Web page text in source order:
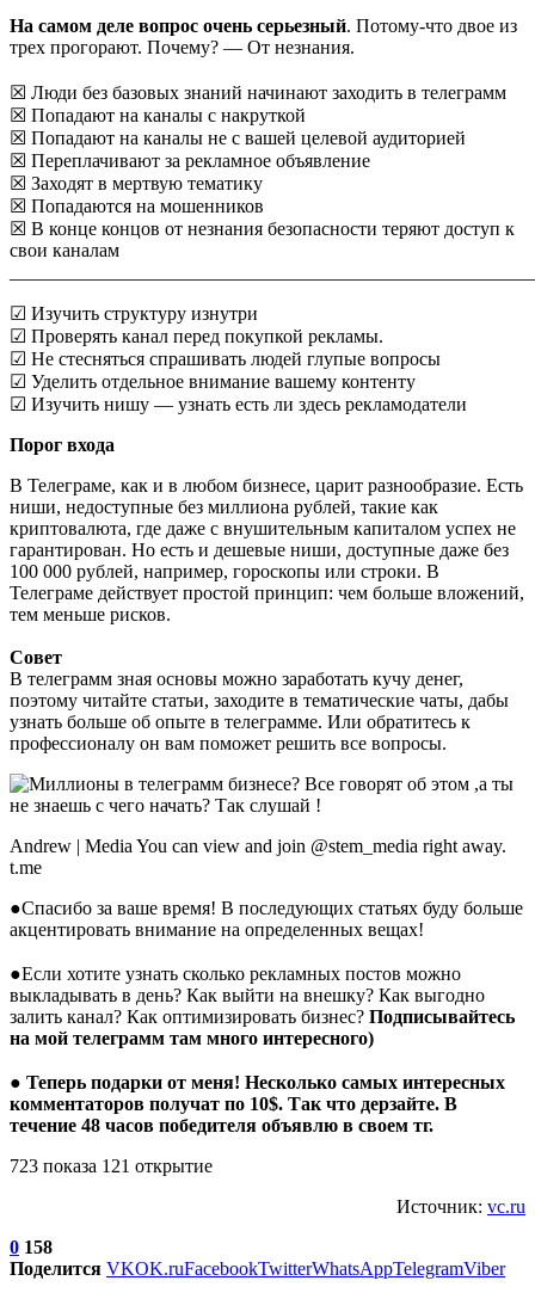
На самом деле вопрос очень серьезный. Потому-что двое из
трех прогорают. Почему? — От незнания.
☒ Люди без базовых знаний начинают заходить в телеграмм
☒ Попадают на каналы с накруткой
☒ Попадают на каналы не с вашей целевой аудиторией
☒ Переплачивают за рекламное объявление
☒ Заходят в мертвую тематику
☒ Попадаются на мошенников
☒ В конце концов от незнания безопасности теряют доступ к
свои каналам
☑ Изучить структуру изнутри
☑ Проверять канал перед покупкой рекламы.
☑ Не стесняться спрашивать людей глупые вопросы
☑ Уделить отдельное внимание вашему контенту
☑ Изучить нишу — узнать есть ли здесь рекламодатели
Порог входа
В Телеграме, как и в любом бизнесе, царит разнообразие. Есть
ниши, недоступные без миллиона рублей, такие как
криптовалюта, где даже с внушительным капиталом успех не
гарантирован. Но есть и дешевые ниши, доступные даже без
100 000 рублей, например, гороскопы или строки. В
Телеграме действует простой принцип: чем больше вложений,
тем меньше рисков.
Совет
В телеграмм зная основы можно заработать кучу денег,
поэтому читайте статьи, заходите в тематические чаты, дабы
узнать больше об опыте в телеграмме. Или обратитесь к
профессионалу он вам поможет решить все вопросы.
Andrew | Media You can view and join @stem_media right away.
t.me
●Спасибо за ваше время! В последующих статьях буду больше
акцентировать внимание на определенных вещах!
●Если хотите узнать сколько рекламных постов можно
выкладывать в день? Как выйти на внешку? Как выгодно
залить канал? Как оптимизировать бизнес? Подписывайтесь
на мой телеграмм там много интересного)
● Теперь подарки от меня! Несколько самых интересных
комментаторов получат по 10$. Так что дерзайте. В
течение 48 часов победителя объявлю в своем тг.
723 показа 121 открытие
Источник: vc.ru
0 158
Поделится VKOK.ruFacebookTwitterWhatsAppTelegramViber